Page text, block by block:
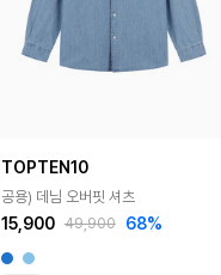
TOPTEN10
공용) 데님 오버핏 셔츠
15,900 49,900 68%